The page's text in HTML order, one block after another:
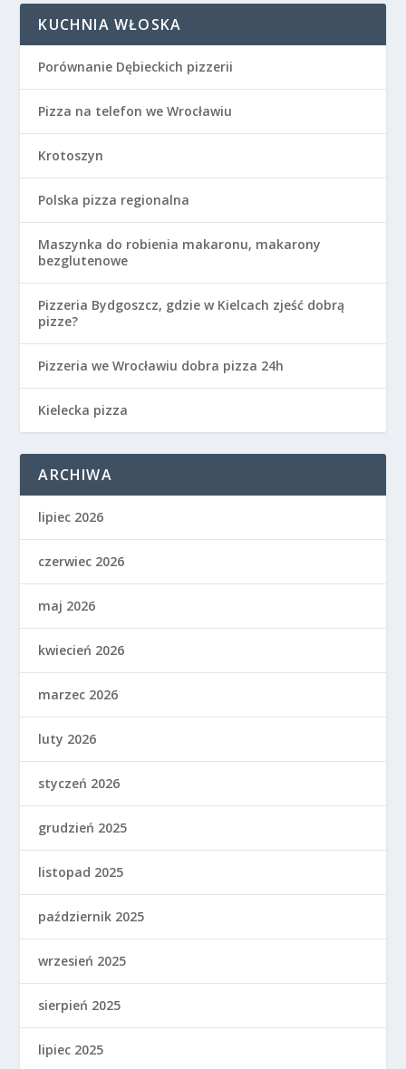
KUCHNIA WŁOSKA
Porównanie Dębieckich pizzerii
Pizza na telefon we Wrocławiu
Krotoszyn
Polska pizza regionalna
Maszynka do robienia makaronu, makarony
bezglutenowe
Pizzeria Bydgoszcz, gdzie w Kielcach zjeść dobrą
pizze?
Pizzeria we Wrocławiu dobra pizza 24h
Kielecka pizza
ARCHIWA
lipiec 2026
czerwiec 2026
maj 2026
kwiecień 2026
marzec 2026
luty 2026
styczeń 2026
grudzień 2025
listopad 2025
październik 2025
wrzesień 2025
sierpień 2025
lipiec 2025